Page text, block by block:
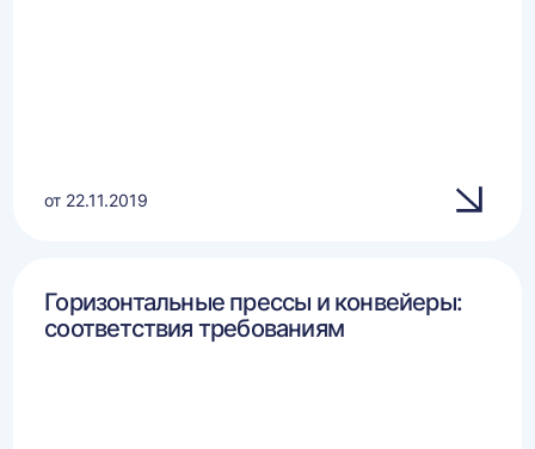
от 22.11.2019
Горизонтальные прессы и конвейеры:
соответствия требованиям